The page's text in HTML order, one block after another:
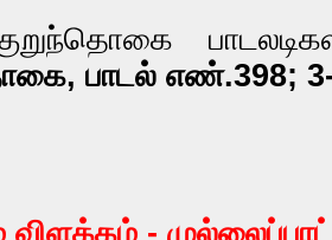
பாடல் எண்.398;
-